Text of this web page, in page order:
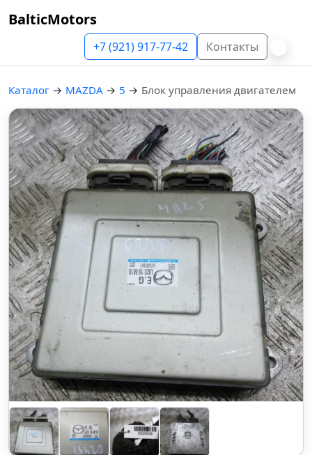
BalticMotors
+7 (921) 917-77-42 Контакты
Каталог → MAZDA → 5 → Блок управления двигателем